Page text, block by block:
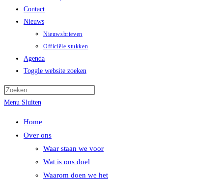
Contact
Nieuws
Nieuwsbrieven
Officiële stukken
Agenda
Toggle website zoeken
Menu Sluiten
Home
Over ons
Waar staan we voor
Wat is ons doel
Waarom doen we het